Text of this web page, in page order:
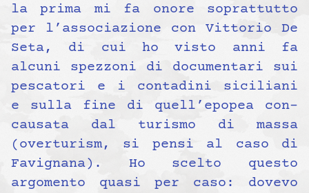
la prima mi fa onore soprattutto
per l’associazione con Vittorio De
Seta, di cui ho visto anni fa
alcuni spezzoni di documentari sui
pescatori e i contadini siciliani
e sulla fine di quell’epopea con-
causata dal turismo di massa
(overturism, si pensi al caso di
Favignana). Ho scelto questo
argomento quasi per caso: dovevo